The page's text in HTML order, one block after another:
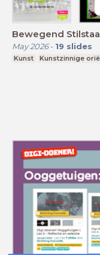
Bewegend
May 2026- 19 slides
Kunst Kunstzinnige